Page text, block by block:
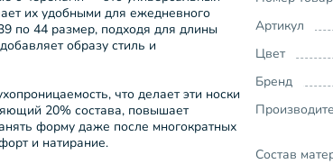
их удобными для ежедневного
по 44 размер, подходя для длины
образу стиль и
что делает эти носки
20% состава, повышает
форму даже после многократных
и натирание.
Артикул
Цвет
Бренд
Состав